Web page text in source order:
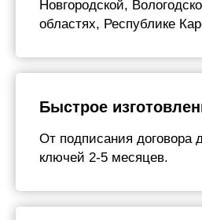
Новгородской,
областях, Республике
Быстрое
От подписания договора
ключей 2-5 месяцев.